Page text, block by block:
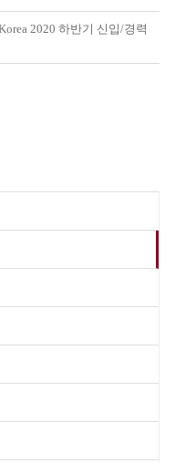
2020 하반기 신입/경력